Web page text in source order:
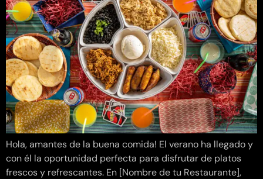
Hola, amantes de la buena comida! El verano ha llegado y
con él la oportunidad perfecta para disfrutar de platos
frescos y refrescantes. En [Nombre de tu Restaurante],